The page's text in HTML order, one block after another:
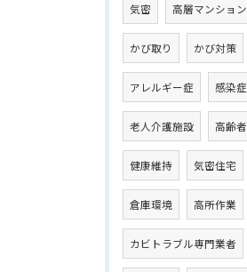
気密 高層マンション
かび取り かび対策
アレルギー症 感染症
老人介護施設 高齢者
健康維持 気密住宅
倉庫環境 高所作業
カビトラブル専門業者